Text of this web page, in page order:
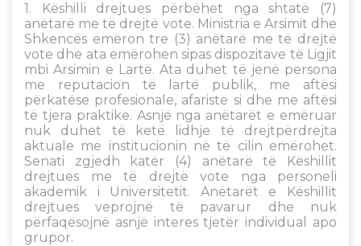
1. Këshilli drejtues përbëhet nga shtatë (7)
anëtarë me të drejtë vote. Ministria e Arsimit dhe
Shkencës emëron tre (3) anëtarë me të drejtë
vote dhe ata emërohen sipas dispozitave të Ligjit
mbi Arsimin e Lartë. Ata duhet të jenë persona
me reputacion të lartë publik, me aftësi
përkatëse profesionale, afariste si dhe me aftësi
të tjera praktike. Asnjë nga anëtarët e emëruar
nuk duhet të ketë lidhje të drejtpërdrejta
aktuale me institucionin në të cilin emërohet.
Senati zgjedh katër (4) anëtarë të Këshillit
drejtues me të drejtë vote nga personeli
akademik i Universitetit. Anëtarët e Këshillit
drejtues veprojnë të pavarur dhe nuk
përfaqësojnë asnjë interes tjetër individual apo
grupor.